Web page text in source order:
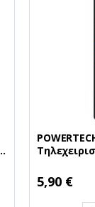
5,90 €